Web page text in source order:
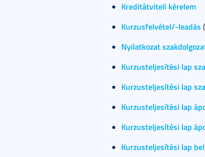
Kreditátviteli kérelem
Kurzusfelvétel/-leadás
Nyilatkozat
Kurzusteljesítési lap
Kurzusteljesítési lap
Kurzusteljesítési lap
Kurzusteljesítési lap
Kurzusteljesítési lap